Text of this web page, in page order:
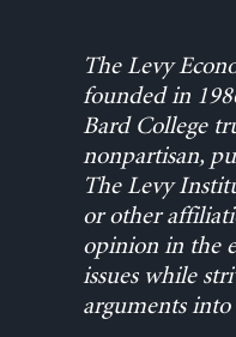
The Levy
founded in
Bard College
nonpartisan,
The Levy
or other
opinion in the
issues while
arguments